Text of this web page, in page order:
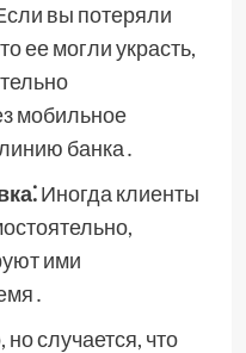
вы потеряли
ее могли украсть,
мобильное
банка․
Иногда клиенты
ими
случается, что